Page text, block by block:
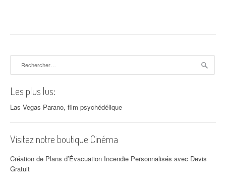
Les plus lus:
Las Vegas Parano, film psychédélique
Visitez notre boutique Cinéma
Création de Plans d’Évacuation Incendie Personnalisés avec Devis
Gratuit